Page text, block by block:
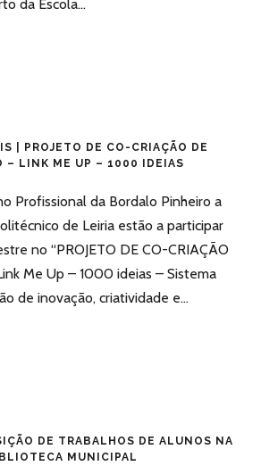
da Escola...
| PROJETO DE CO-CRIAÇÃO DE
– LINK ME UP – 1000 IDEIAS
Profissional da Bordalo Pinheiro a
de Leiria estão a participar
no “PROJETO DE CO-CRIAÇÃO
Me Up – 1000 ideias – Sistema
de inovação, criatividade e...
DE TRABALHOS DE ALUNOS NA
MUNICIPAL